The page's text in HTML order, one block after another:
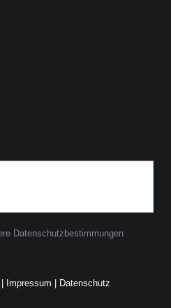
Datenschutzbestimmungen
Impressum Datenschutz